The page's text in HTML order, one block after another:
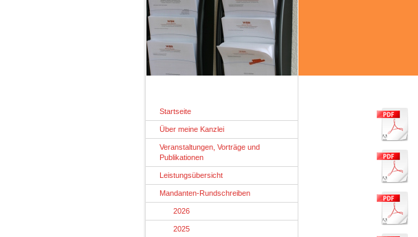
Startseite
Über meine Kanzlei
Veranstaltungen, Vorträge und
Publikationen
Leistungsübersicht
Mandanten-Rundschreiben
2026
2025